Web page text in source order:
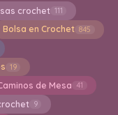
crochet 111
Bolsa en Crochet 845
19
de Mesa 41
9